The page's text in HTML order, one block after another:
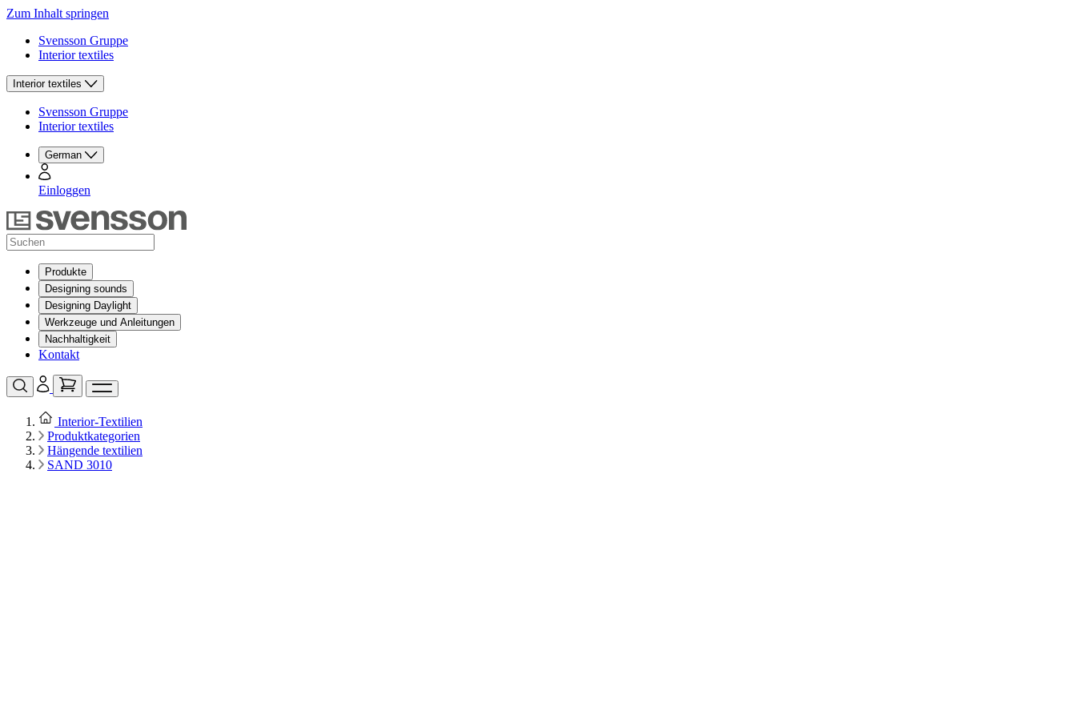
Zum Inhalt springen
Svensson Gruppe
Interior textiles
Interior textiles
Svensson Gruppe
Interior textiles
German
Einloggen
Produkte
Designing sounds
Designing Daylight
Werkzeuge und Anleitungen
Nachhaltigkeit
Kontakt
Interior‑Textilien
Produktkategorien
Hängende textilien
SAND 3010